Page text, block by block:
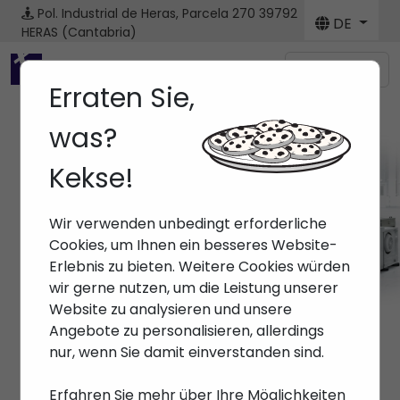
Pol. Industrial de Heras, Parcela 270 39792
HERAS (Cantabria)
DE
Menú
Erraten Sie,
was?
Kekse!
Wir verwenden unbedingt erforderliche
Cookies, um Ihnen ein besseres Website-
Erlebnis zu bieten. Weitere Cookies würden
wir gerne nutzen, um die Leistung unserer
Website zu analysieren und unsere
Angebote zu personalisieren, allerdings
nur, wenn Sie damit einverstanden sind.
Erfahren Sie mehr über Ihre Möglichkeiten